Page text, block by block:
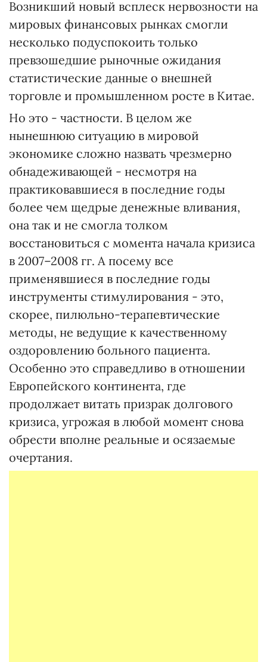
Возникший новый всплеск нервозности на
мировых финансовых рынках смогли
несколько подуспокоить только
превзошедшие рыночные ожидания
статистические данные о внешней
торговле и промышленном росте в Китае.
Но это - частности. В целом же
нынешнюю ситуацию в мировой
экономике сложно назвать чрезмерно
обнадеживающей - несмотря на
практиковавшиеся в последние годы
более чем щедрые денежные вливания,
она так и не смогла толком
восстановиться с момента начала кризиса
в 2007–2008 гг. А посему все
применявшиеся в последние годы
инструменты стимулирования - это,
скорее, пилюльно-терапевтические
методы, не ведущие к качественному
оздоровлению больного пациента.
Особенно это справедливо в отношении
Европейского континента, где
продолжает витать призрак долгового
кризиса, угрожая в любой момент снова
обрести вполне реальные и осязаемые
очертания.